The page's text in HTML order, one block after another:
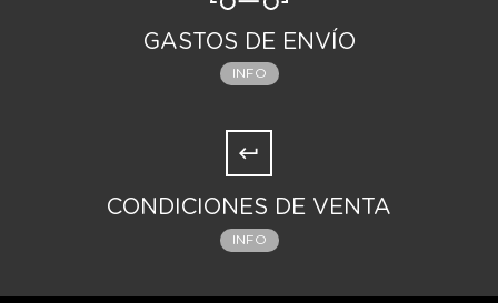
GASTOS DE ENVÍO
INFO
CONDICIONES DE VENTA
INFO